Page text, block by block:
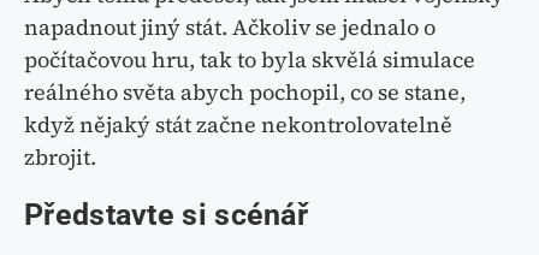
napadnout jiný stát. Ačkoliv se jednalo o
počítačovou hru, tak to byla skvělá simulace
reálného světa abych pochopil, co se stane,
když nějaký stát začne nekontrolovatelně
zbrojit.
Představte si scénář